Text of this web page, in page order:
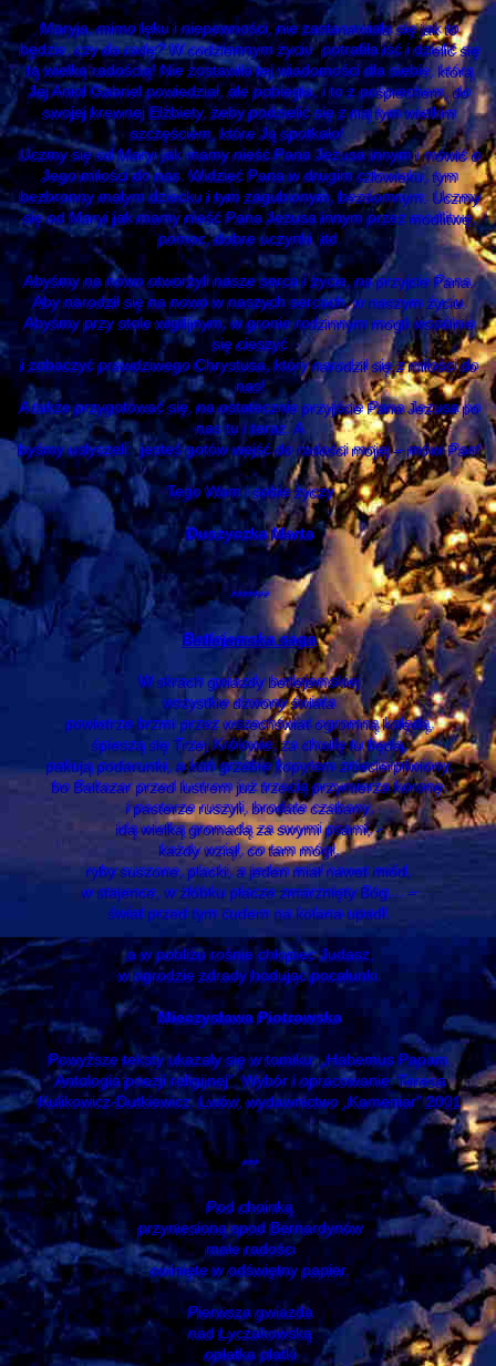
Maryja, mimo lęku i niepewności, nie zastanawiała się jak to
będzie, czy da radę? W codziennym życiu potrafiła iść i dzielić się
tą wielką radością! Nie zostawiła tej wiadomości dla siebie, którą
Jej Anioł Gabriel powiedział, ale pobiegła, i to z pośpiechem, do
swojej krewnej Elżbiety, żeby podzielić się z nią tym wielkim
szczęściem, które Ją spotkało!
Uczmy się od Maryi jak mamy nieść Pana Jezusa innym i mówić o
Jego miłości do nas. Widzieć Pana w drugim człowieku, tym
bezbronny małym dziecku i tym zagubionym, bezdomnym. Uczmy
się od Maryi jak mamy nieść Pana Jezusa innym przez modlitwę,
pomoc, dobre uczynki itd.
Abyśmy na nowo otworzyli nasze serca i życie, na przyjcie Pana.
Aby narodził się na nowo w naszych sercach, w naszym życiu.
Abyśmy przy stole wigilijnym, w gronie rodzinnym mogli wspólnie
się cieszyć
i zobaczyć prawdziwego Chrystusa, który narodził się z miłości do
nas!
A także przygotować się, na ostatecznie przyjście Pana Jezusa po
nas tu i teraz. A
byśmy usłyszeli: jesteś gotów wejść do radości mojej – mówi Pan!
Tego Wam i sobie życzy
Duszyczka Marta
*******
Betlejemska saga
W skrach gwiazdy betlejemskiej
wszystkie dzwony świata
powietrze brzmi przez wszechświat ogromną kolędą,
śpieszą się Trzej Królowie, za chwilę tu będą,
pakują podarunki, a koń grzebie kopytem zniecierpliwiony,
bo Baltazar przed lustrem już trzecią przymierza koronę.
i pasterze ruszyli, brodate czabany,
idą wielką gromadą za swymi psami, -
każdy wziął, co tam mógł,
ryby suszone, placki, a jeden miał nawet miód,
w stajence, w żłóbku płacze zmarznięty Bóg… ‒
świat przed tym cudem na kolana upadł.
…
a w pobliżu rośnie chłopiec Judasz,
w ogrodzie zdrady hodując pocałunki.
Mieczysława Piotrowska
Powyższe teksty ukazały się w tomiku: „Habemus Papam.
Antologia poezji religijnej”. Wybór i opracowanie: Teresa
Kulikowicz-Dutkiewicz. Lwów, wydawnictwo „Kameniar” 2001
***
Pod choinką
przyniesioną spod Bernardynów
małe radości
owinięte w odświętny papier.
Pierwsza gwiazda
nad Łyczakowską
opłatka płatki